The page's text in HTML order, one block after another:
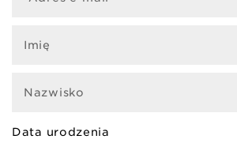
Imię
Nazwisko
Data urodzenia